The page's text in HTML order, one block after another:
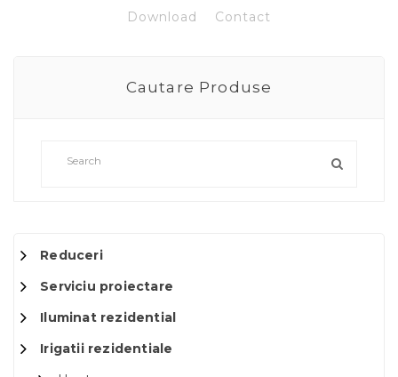
Download Contact
Cautare Produse
Reduceri
Serviciu proiectare
Iluminat rezidential
Irigatii rezidentiale